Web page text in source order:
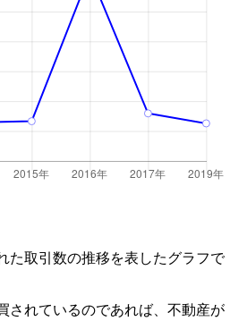
た取引数の推移を表したグラフで
されているのであれば、不動産が